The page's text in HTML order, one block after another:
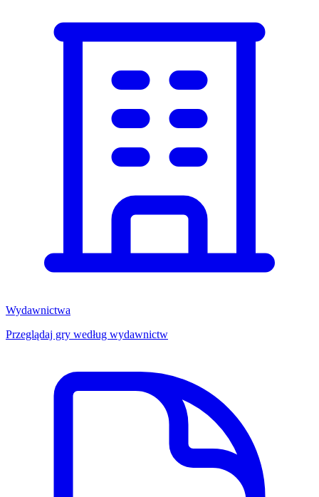
Wydawnictwa
Przeglądaj gry według wydawnictw